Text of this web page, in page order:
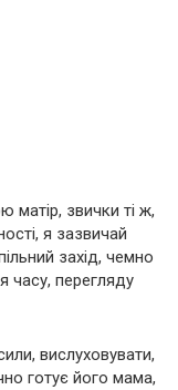
звички ті ж,
я зазвичай
захід, чемно
часу, перегляду
вислуховувати,
готує його мама,